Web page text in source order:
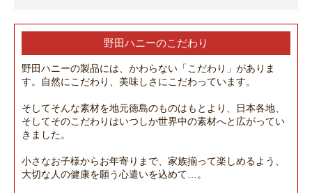
野田ハニーのこだわり
野田ハニーの製品には、かわらない「こだわり」がありま
す。自然にこだわり、美味しさにこだわっています。
そしてそんな素材を地元徳島のものはもとより、日本各地、
そしてそのこだわりはいつしか世界中の素材へと広がってい
きました。
小さなお子様からお年寄りまで、家族揃って楽しめるよう、
大切な人の健康を願う心遣いを込めて…。